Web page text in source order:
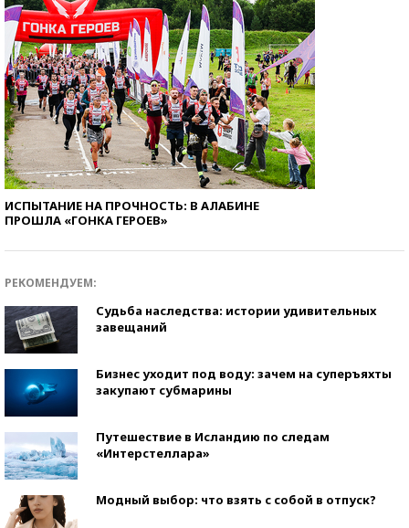
ИСПЫТАНИЕ НА ПРОЧНОСТЬ: В АЛАБИНЕ
ПРОШЛА «ГОНКА ГЕРОЕВ»
РЕКОМЕНДУЕМ:
Судьба наследства: истории удивительных
завещаний
Бизнес уходит под воду: зачем на суперъяхты
закупают субмарины
Путешествие в Исландию по следам
«Интерстеллара»
Модный выбор: что взять с собой в отпуск?